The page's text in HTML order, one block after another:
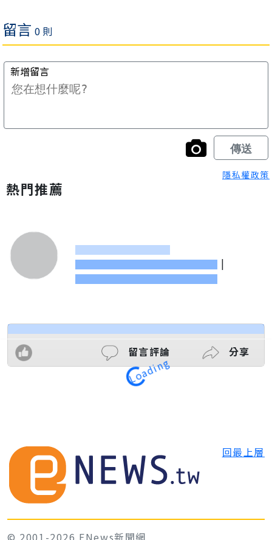
隱私權政策
熱門推薦
|
留言評論 分享
Loading
回最上層